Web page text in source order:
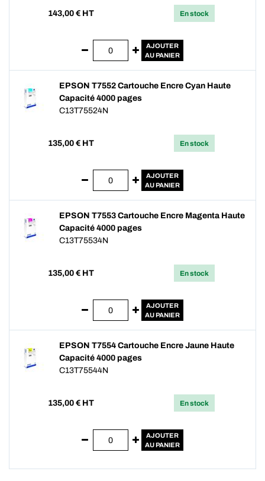
143,00 € HT En stock
AJOUTER
AU PANIER
EPSON T7552 Cartouche Encre Cyan Haute
Capacité 4000 pages
C13T75524N
135,00 € HT En stock
AJOUTER
AU PANIER
EPSON T7553 Cartouche Encre Magenta Haute
Capacité 4000 pages
C13T75534N
135,00 € HT En stock
AJOUTER
AU PANIER
EPSON T7554 Cartouche Encre Jaune Haute
Capacité 4000 pages
C13T75544N
135,00 € HT En stock
AJOUTER
AU PANIER